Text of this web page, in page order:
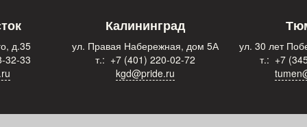
д.35
32-33
Калининград
ул. Правая Набережная, дом 5А
т.: +7 (401) 220-02-72
kgd@pride.ru
ул. 30 лет
т.: +7